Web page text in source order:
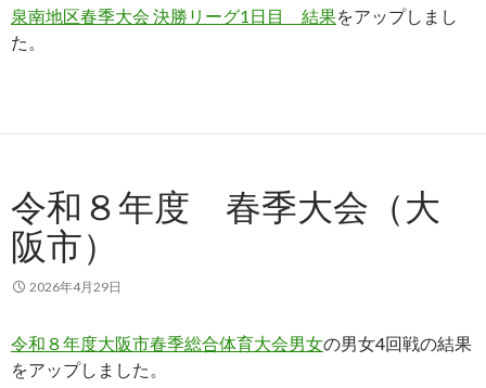
泉南地区春季大会 決勝リーグ1日目 結果をアップしまし
た。
令和８年度 春季大会（大
阪市）
2026年4月29日
令和８年度大阪市春季総合体育大会男女の男女4回戦の結果
をアップしました。